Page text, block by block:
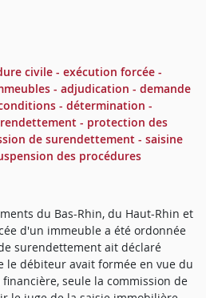
civile - exécution forcée -
- adjudication - demande
- détermination -
- protection des
de surendettement - saisine
des procédures
du Bas-Rhin, du Haut-Rhin et
d'un immeuble a été ordonnée
surendettement ait déclaré
le débiteur avait formée en vue du
seule la commission de